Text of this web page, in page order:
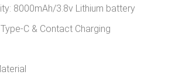
8000mAh/3.8v Lithium battery
C & Contact Charging